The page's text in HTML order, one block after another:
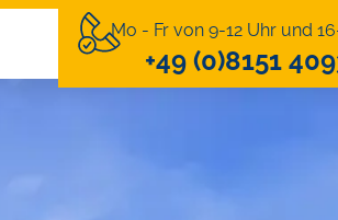
Mo - Fr von 9-12 Uhr und
+49 (0)8151